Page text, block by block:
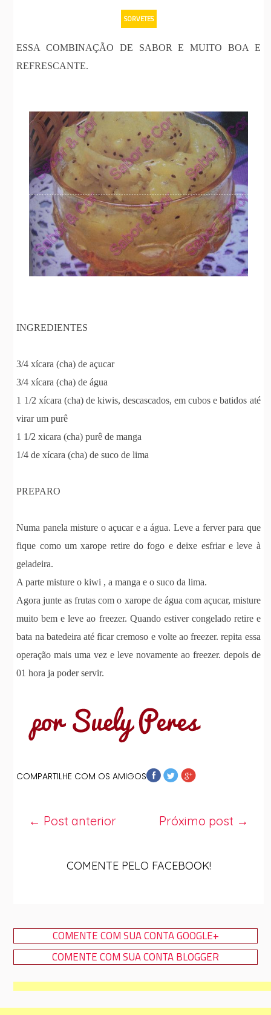
SORVETES
ESSA COMBINAÇÃO DE SABOR E MUITO BOA E
REFRESCANTE.
INGREDIENTES
3/4 xícara (cha) de açucar
3/4 xícara (cha) de água
1 1/2 xícara (cha) de kiwis, descascados, em cubos e batidos até
virar um purê
1 1/2 xicara (cha) purê de manga
1/4 de xícara (cha) de suco de lima
PREPARO
Numa panela misture o açucar e a água. Leve a ferver para que
fique como um xarope retire do fogo e deixe esfriar e leve à
geladeira.
A parte misture o kiwi , a manga e o suco da lima.
Agora junte as frutas com o xarope de água com açucar, misture
muito bem e leve ao freezer. Quando estiver congelado retire e
bata na batedeira até ficar cremoso e volte ao freezer. repita essa
operação mais uma vez e leve novamente ao freezer. depois de
01 hora ja poder servir.
COMPARTILHE COM OS AMIGOS
Próximo post →
← Post anterior
COMENTE PELO FACEBOOK!
COMENTE COM SUA CONTA GOOGLE+
COMENTE COM SUA CONTA BLOGGER